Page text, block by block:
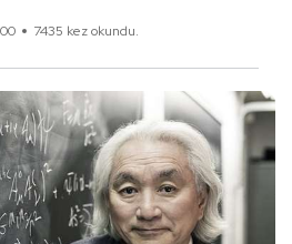
7435 kez okundu.